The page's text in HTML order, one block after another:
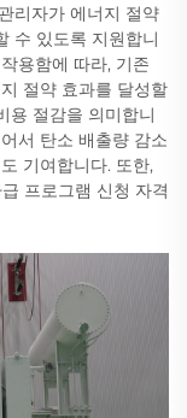
리자가 에너지 절약
수 있도록 지원합니
용함에 따라, 기존
절약 효과를 달성할
용 절감을 의미합니
서 탄소 배출량 감소
기여합니다. 또한,
프로그램 신청 자격